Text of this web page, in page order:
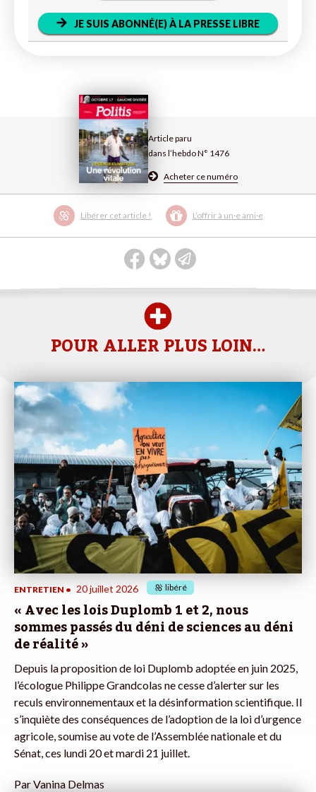
Article paru
dans l’hebdo N° 1476
Acheter ce numéro
Libérer cet article ! L’offrir à un·e ami·e
JE SUIS ABONNÉ(E) À LA PRESSE LIBRE
POUR ALLER PLUS LOIN…
ENTRETIEN • 20 juillet 2026 libéré
« Avec les lois Duplomb 1 et 2, nous
sommes passés du déni de sciences au déni
de réalité »
Depuis la proposition de loi Duplomb adoptée en juin 2025,
l’écologue Philippe Grandcolas ne cesse d’alerter sur les
reculs environnementaux et la désinformation scientifique. Il
s’inquiète des conséquences de l’adoption de la loi d’urgence
agricole, soumise au vote de l’Assemblée nationale et du
Sénat, ces lundi 20 et mardi 21 juillet.
ParVanina Delmas